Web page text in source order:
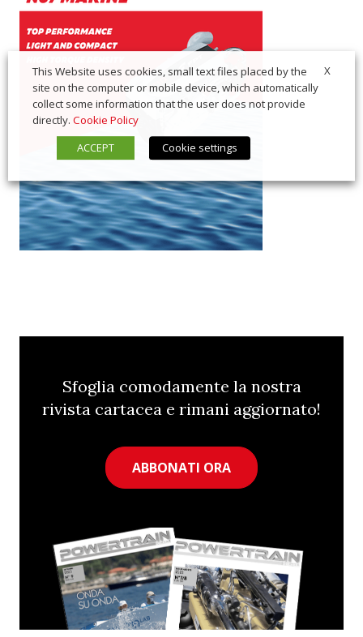
Sfoglia comodamente la nostra
rivista cartacea e rimani aggiornato!
ABBONATI ORA
X
This Website uses cookies, small text files placed by the
site on the computer or mobile device, which automatically
collect some information that the user does not provide
directly. Cookie Policy
ACCEPT
Cookie settings